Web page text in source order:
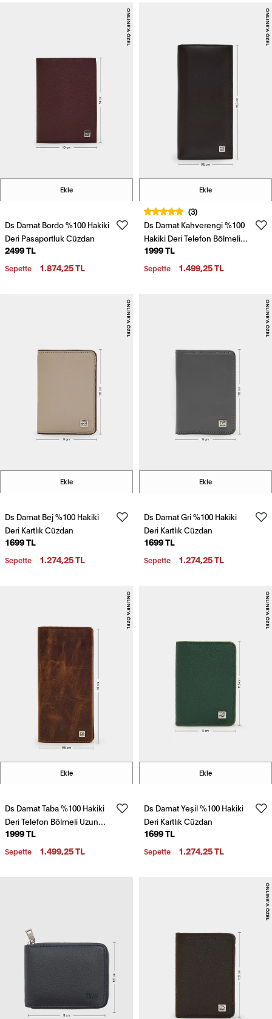
Ekle
Ds Damat Bordo %100 Hakiki
Deri Pasaportluk Cüzdan
2499 TL
Sepette 1.874,25 TL
Ekle
(3)
Ds Damat Kahverengi %100
Hakiki Deri Telefon Bölmeli
Uzun Cüzdan
1999 TL
Sepette 1.499,25 TL
Ekle
Ds Damat Bej %100 Hakiki
Deri Kartlık Cüzdan
1699 TL
Sepette 1.274,25 TL
Ekle
Ds Damat Gri %100 Hakiki
Deri Kartlık Cüzdan
1699 TL
Sepette 1.274,25 TL
Ekle
Ds Damat Taba %100 Hakiki
Deri Telefon Bölmeli Uzun
Cüzdan
1999 TL
Sepette 1.499,25 TL
Ekle
Ds Damat Yeşil %100 Hakiki
Deri Kartlık Cüzdan
1699 TL
Sepette 1.274,25 TL